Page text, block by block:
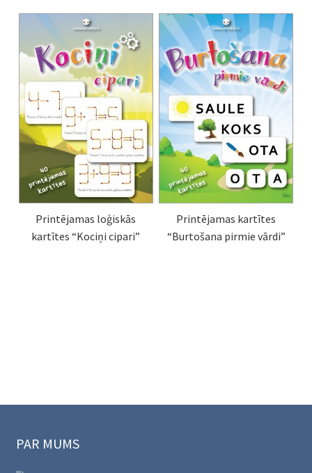
Printējamas loģiskās
kartītes “Kociņi cipari”
Printējamas kartītes
“Burtošana pirmie vārdi”
PAR MUMS